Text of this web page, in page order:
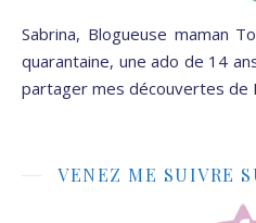
Sabrina, Blogueuse maman
quarantaine, une ado de 14
partager mes découvertes de
VENEZ ME SUIVRE